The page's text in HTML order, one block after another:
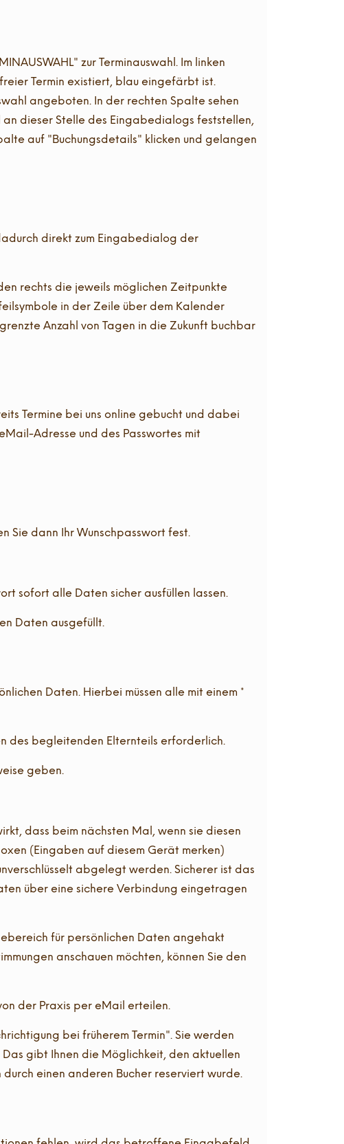
zur Terminauswahl. Im linken
Termin existiert, blau eingefärbt ist.
angeboten. In der rechten Spalte sehen
an dieser Stelle des Eingabedialogs feststellen,
auf "Buchungsdetails" klicken und gelangen
direkt zum Eingabedialog der
rechts die jeweils möglichen Zeitpunkte
in der Zeile über dem Kalender
Anzahl von Tagen in die Zukunft buchbar
Termine bei uns online gebucht und dabei
Adresse und des Passwortes mit
Sie dann Ihr Wunschpasswort fest.
sofort alle Daten sicher ausfüllen lassen.
Daten ausgefüllt.
Daten. Hierbei müssen alle mit einem *
des begleitenden Elternteils erforderlich.
geben.
dass beim nächsten Mal, wenn sie diesen
(Eingaben auf diesem Gerät merken)
abgelegt werden. Sicherer ist das
über eine sichere Verbindung eingetragen
für persönlichen Daten angehakt
anschauen möchten, können Sie den
der Praxis per eMail erteilen.
bei früherem Termin". Sie werden
gibt Ihnen die Möglichkeit, den aktuellen
einen anderen Bucher reserviert wurde.